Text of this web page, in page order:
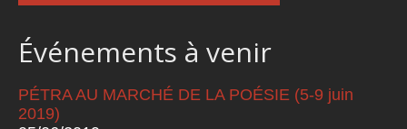
Événements à venir
PÉTRA AU MARCHÉ DE LA POÉSIE (5-9 juin
2019)